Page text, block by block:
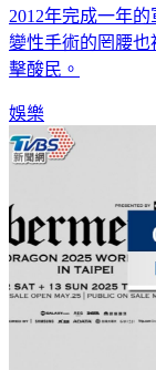
2012年完成一年
變性手術的罔腰也
擊酸民。
娛樂